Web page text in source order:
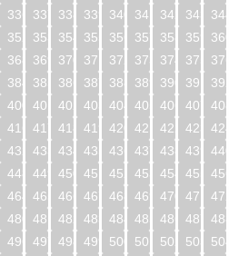
336
337 338 339 340 341 342 343 344
352
353 354 355 356 357 358 359 360
368
369 370 371 372 373 374 375 376
384
385 386 387 388 389 390 391 392
400
401 402 403 404 405 406 407 408
416
417 418 419 420 421 422 423 424
432
433 434 435 436 437 438 439 440
448
449 450 451 452 453 454 455 456
464
465 466 467 468 469 470 471 472
480
481 482 483 484 485 486 487 488
496
497 498 499 500 501 502 503 504